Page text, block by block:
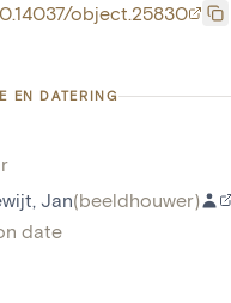
object.25830
EN DATERING
Jan(beeldhouwer)
date